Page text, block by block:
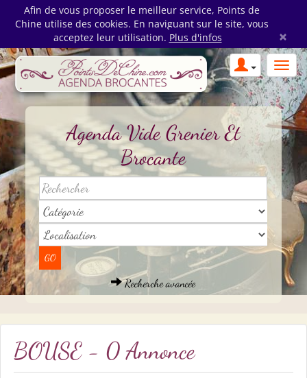
Afin de vous proposer le meilleur service, Points de
Chine utilise des cookies. En naviguant sur le site, vous
acceptez leur utilisation. Plus d'infos ×
Agenda Vide Grenier Et
Brocante
Recherche avancée
BOUSE - 0 Annonce